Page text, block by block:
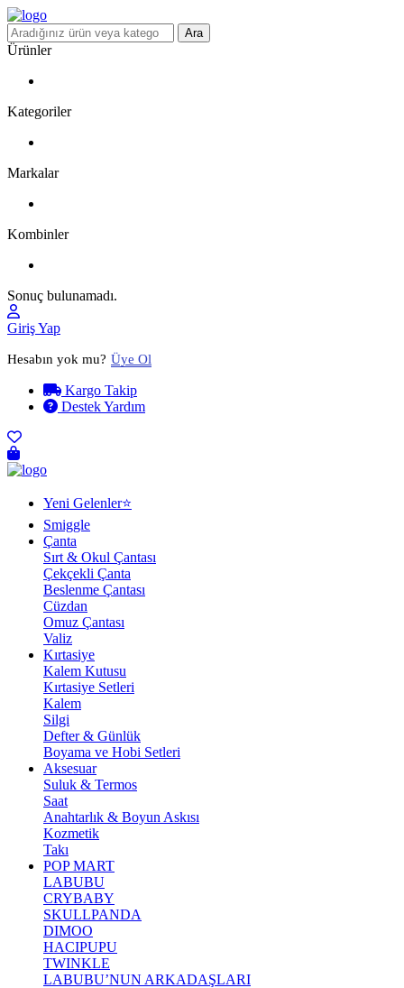
Ara
Ürünler
Kategoriler
Markalar
Kombinler
Sonuç bulunamadı.
Giriş Yap
Hesabın yok mu? Üye Ol
Kargo Takip
Destek Yardım
Yeni Gelenler⭐
Smiggle
Çanta
Sırt & Okul Çantası
Çekçekli Çanta
Beslenme Çantası
Cüzdan
Omuz Çantası
Valiz
Kırtasiye
Kalem Kutusu
Kırtasiye Setleri
Kalem
Silgi
Defter & Günlük
Boyama ve Hobi Setleri
Aksesuar
Suluk & Termos
Saat
Anahtarlık & Boyun Askısı
Kozmetik
Takı
POP MART
LABUBU
CRYBABY
SKULLPANDA
DIMOO
HACIPUPU
TWINKLE
LABUBU’NUN ARKADAŞLARI